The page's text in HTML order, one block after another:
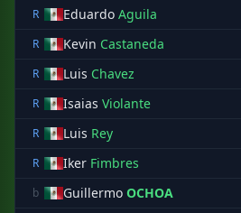
R
Eduardo Aguila
R
Kevin Castaneda
R
Luis Chavez
R
Isaias Violante
R
Luis Rey
R
Iker Fimbres
b
Guillermo OCHOA